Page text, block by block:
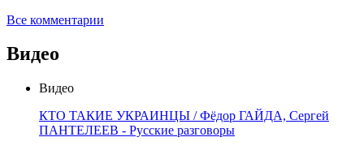
Все комментарии
Видео
Видео
КТО ТАКИЕ УКРАИНЦЫ / Фёдор ГАЙДА, Сергей
ПАНТЕЛЕЕВ - Русские разговоры